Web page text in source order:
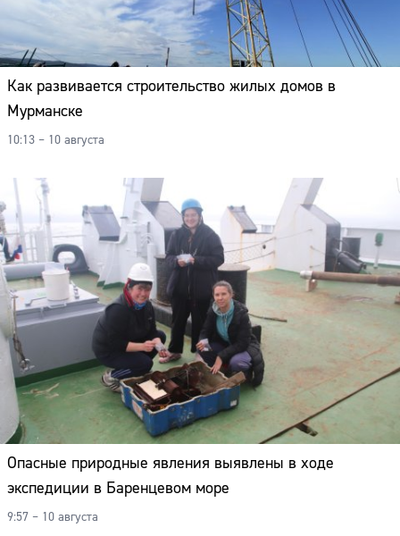
Как развивается строительство жилых домов в
Мурманске
10:13 – 10 августа
Опасные природные явления выявлены в ходе
экспедиции в Баренцевом море
9:57 – 10 августа